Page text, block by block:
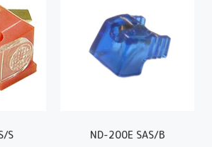
S
ND-200E SAS/B